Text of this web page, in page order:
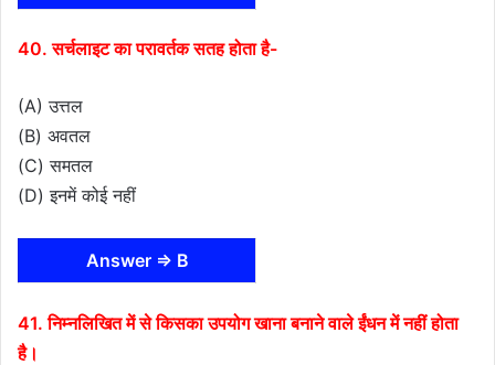
40. सर्चलाइट का परावर्तक सतह होता है-
(A) उत्तल
(B) अवतल
(C) समतल
(D) इनमें कोई नहीं
Answer ⇒ B
41. निम्नलिखित में से किसका उपयोग खाना बनाने वाले ईंधन में नहीं होता
है।